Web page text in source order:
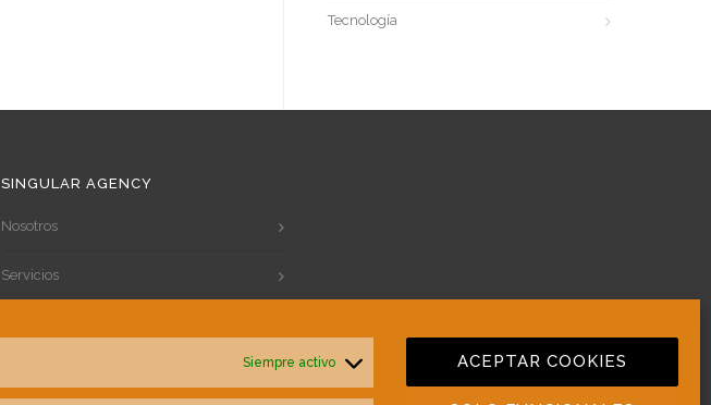
Siempre activo ACEPTAR COOKIES
Tecnología
SINGULAR AGENCY
Nosotros
Servicios